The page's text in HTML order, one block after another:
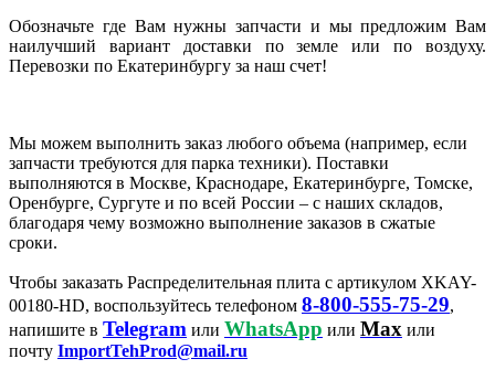
Обозначьте где Вам нужны запчасти и мы предложим Вам
наилучший вариант доставки по земле или по воздуху.
Перевозки по Екатеринбургу за наш счет!
Мы можем выполнить заказ любого объема (например, если
запчасти требуются для парка техники). Поставки
выполняются в Москве, Краснодаре, Екатеринбурге, Томске,
Оренбурге, Сургуте и по всей России – с наших складов,
благодаря чему возможно выполнение заказов в сжатые
сроки.
Чтобы заказать Распределительная плита с артикулом XKAY-
00180-HD, воспользуйтесь телефоном 8-800-555-75-29,
напишите в Telegram или WhatsApp или Max или
почту ImportTehProd@mail.ru